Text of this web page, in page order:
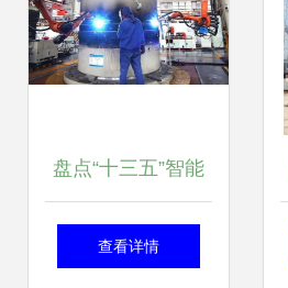
盘点“十三五”智能
制造数字化工厂建
查看详情